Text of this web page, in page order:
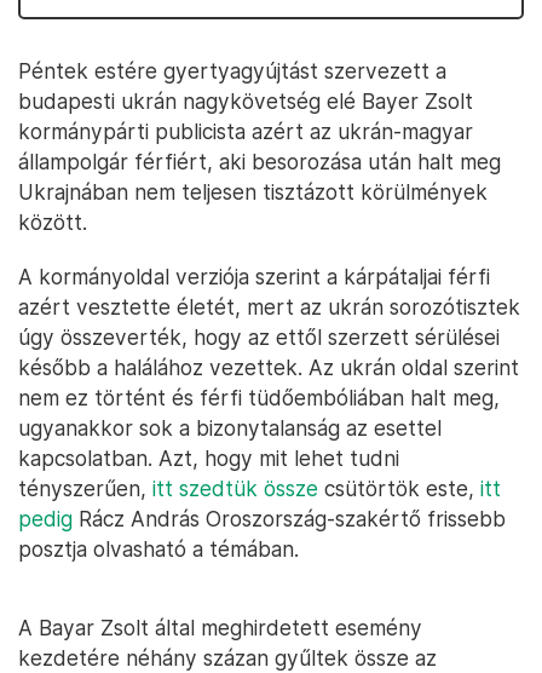
Péntek estére gyertyagyújtást szervezett a
budapesti ukrán nagykövetség elé Bayer Zsolt
kormánypárti publicista azért az ukrán-magyar
állampolgár férfiért, aki besorozása után halt meg
Ukrajnában nem teljesen tisztázott körülmények
között.
A kormányoldal verziója szerint a kárpátaljai férfi
azért vesztette életét, mert az ukrán sorozótisztek
úgy összeverték, hogy az ettől szerzett sérülései
később a halálához vezettek. Az ukrán oldal szerint
nem ez történt és férfi tüdőembóliában halt meg,
ugyanakkor sok a bizonytalanság az esettel
kapcsolatban. Azt, hogy mit lehet tudni
tényszerűen, itt szedtük össze csütörtök este, itt
pedig Rácz András Oroszország-szakértő frissebb
posztja olvasható a témában.
A Bayar Zsolt által meghirdetett esemény
kezdetére néhány százan gyűltek össze az